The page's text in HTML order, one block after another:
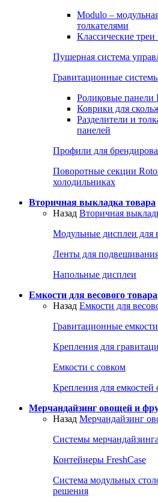
Modulo –
толкателями
Классические треи
Пушерная система
Гравитационные
Роликовые
Коврики для
Разделители и
панелей
Профили для
Поворотные секции
холодильниках
Вторичная выкладка товара
Назад Вторичная
Модульные дисплеи для
Ленты для
Напольные дисплеи
Емкости для весового товара
Назад Емкости для
Гравитационные
Крепления для
Емкости с совком
Крепления для емкостей
Мерчандайзинг овощей и
Назад Мерчандайзинг
Системы
Контейнеры FreshCase
Система модульных
решения